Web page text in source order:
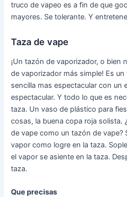
truco de vapeo es a fin de que
mayores. Se tolerante. Y
Taza de vape
¡Un tazón de vaporizador, o bien
de vaporizador más simple! Es
sencilla mas espectacular con un
espectacular. Y todo lo que es
taza. Un vaso de plástico para
cosas, la buena copa roja solista.
de vape como un tazón de vape?
vapor como logre en la taza.
el vapor se asiente en la taza.
taza.
Que precisas